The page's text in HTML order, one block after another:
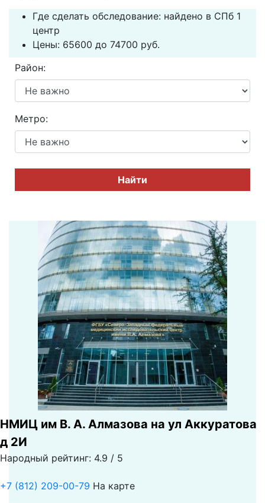
Где сделать обследование: найдено в СПб 1
центр
Цены: 65600 до 74700 руб.
Район:
Метро:
Найти
НМИЦ им В. А. Алмазова на ул Аккуратова
д 2И
Народный рейтинг: 4.9 / 5
+7 (812) 209-00-79 На карте